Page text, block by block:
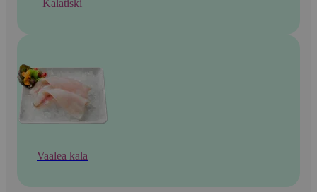
Kalatiski
Vaalea kala